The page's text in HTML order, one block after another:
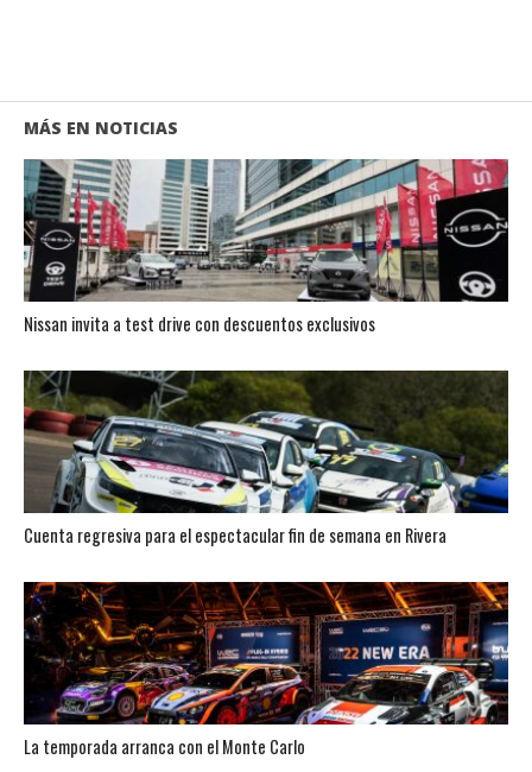
MÁS EN NOTICIAS
Nissan invita a test drive con descuentos exclusivos
Cuenta regresiva para el espectacular fin de semana en Rivera
La temporada arranca con el Monte Carlo